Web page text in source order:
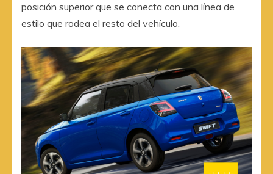
posición superior que se conecta con una línea de
estilo que rodea el resto del vehículo.